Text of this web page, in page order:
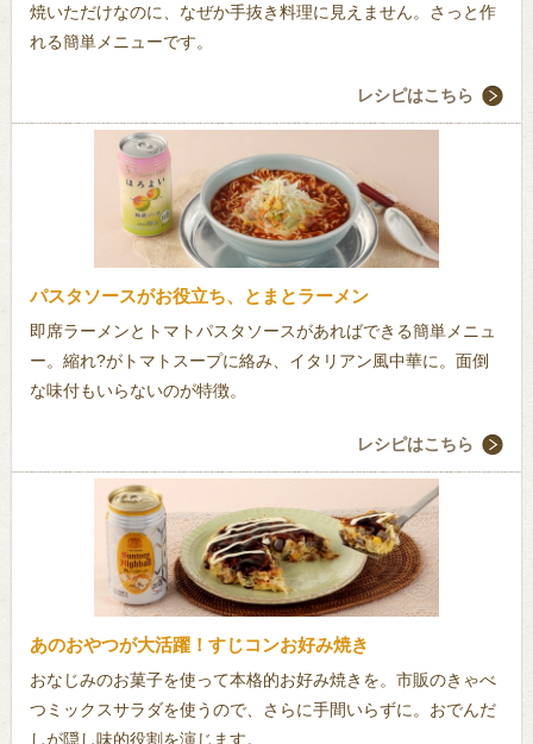
焼いただけなのに、なぜか手抜き料理に見えません。さっと作
れる簡単メニューです。
レシピはこちら
パスタソースがお役立ち、とまとラーメン
即席ラーメンとトマトパスタソースがあればできる簡単メニュ
ー。縮れ?がトマトスープに絡み、イタリアン風中華に。面倒
な味付もいらないのが特徴。
レシピはこちら
あのおやつが大活躍！すじコンお好み焼き
おなじみのお菓子を使って本格的お好み焼きを。市販のきゃべ
つミックスサラダを使うので、さらに手間いらずに。おでんだ
しが隠し味的役割を演じます。